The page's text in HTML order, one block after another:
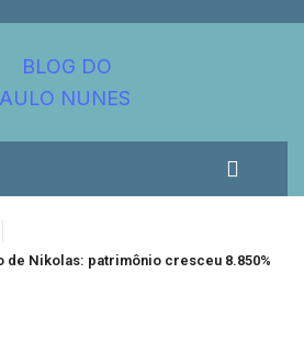
de Nikolas: patrimônio cresceu 8.850%